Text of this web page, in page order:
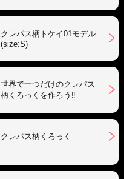
クレパス柄トケイ01モデル
(size:S)
世界で一つだけのクレパス
柄くろっくを作ろう‼︎
クレパス柄くろっく